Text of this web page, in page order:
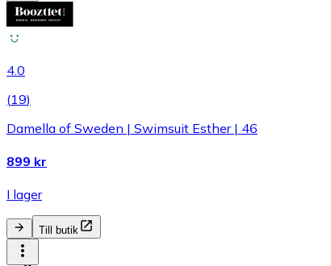
4.0
(19)
Damella of Sweden | Swimsuit Esther | 46
899 kr
I lager
Till butik